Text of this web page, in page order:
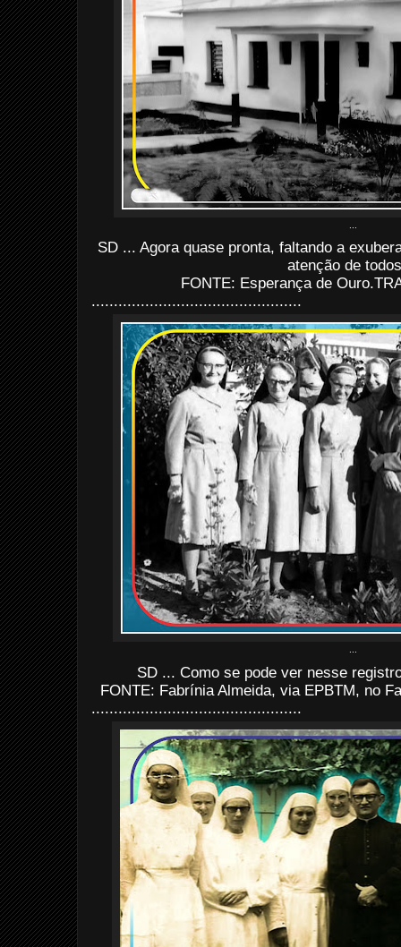
SD ... Agora quase pronta, faltando a
atenção de
FONTE: Esperança de
...............................................
SD ... Como se pode ver nesse
FONTE: Fabrínia Almeida, via EPBTM, no
...............................................